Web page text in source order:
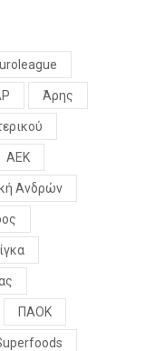
Άρης
ΑΕΚ
Ανδρών
ΠΑΟΚ